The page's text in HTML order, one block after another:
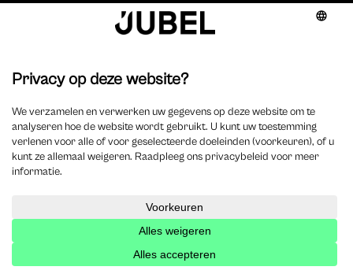
Onze missie
Jubel
Contact
BE 0891.853.731